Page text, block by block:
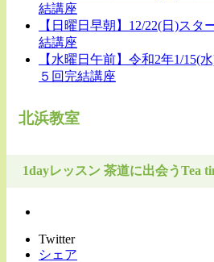
結講座
【日曜日早朝】12/22(日)ス
結講座
【水曜日午前】令和2年1/15(
５回完結講座
北浜教室
1dayレッスン 茶道に出会うTea
Twitter
シェア